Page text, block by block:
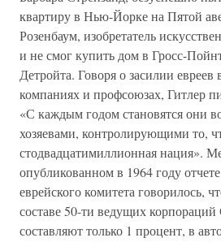
квартиру в Нью-Йорке на Пятой
Розенбаум, изобретатель
и не смог купить дом в Гросс-
Детройта. Говоря о засилии
компаниях и профсоюзах, Гитлер
«С каждым годом становятся они
хозяевами, контролирующими то,
стодвадцатимиллионная нация».
опубликованном в 1964 году
еврейского комитета говорилось,
составе 50-ти ведущих
составляют только 1 процент, в